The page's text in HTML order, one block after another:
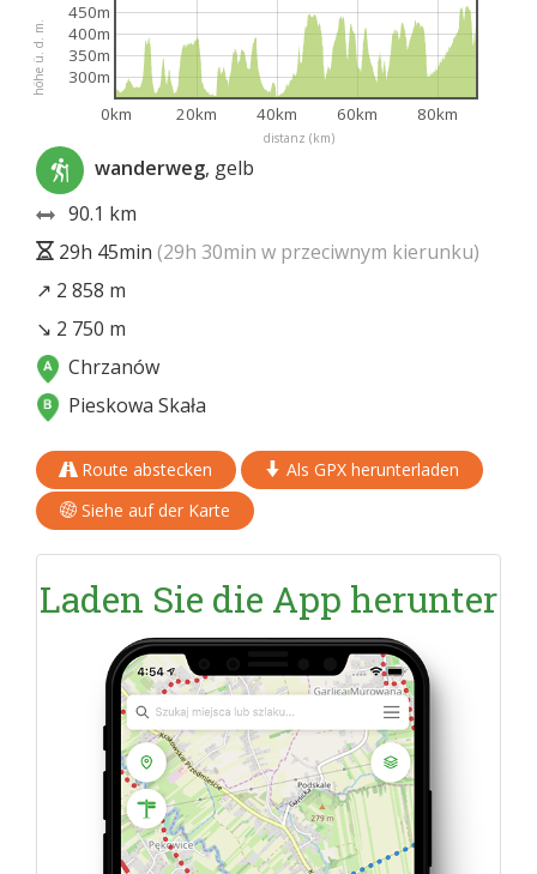
distanz (km)
höhe ü. d. m.
0km 20km 40km 60km 80km
300m
350m
400m
450m
wanderweg, gelb
90.1 km
29h 45min (29h 30min w przeciwnym kierunku)
↗ 2 858 m
↘ 2 750 m
Chrzanów
Pieskowa Skała
Route abstecken
Als GPX herunterladen
Siehe auf der Karte
Laden Sie die App herunter